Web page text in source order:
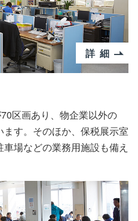
詳細
区画あり、物企業以外の
す。そのほか、保税展示室
場などの業務用施設も備え